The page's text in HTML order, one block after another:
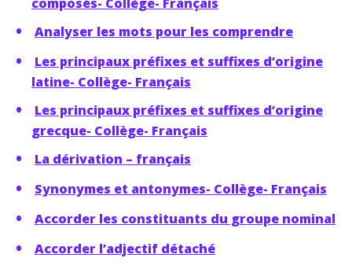
Analyser les mots pour les comprendre
Les principaux préfixes et suffixes d’origine
latine- Collège- Français
Les principaux préfixes et suffixes d’origine
grecque- Collège- Français
La dérivation – français
Synonymes et antonymes- Collège- Français
Accorder les constituants du groupe nominal
Accorder l’adjectif détaché